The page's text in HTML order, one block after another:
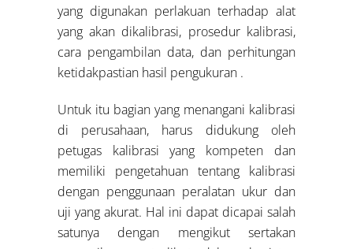
yang digunakan perlakuan terhadap alat
yang akan dikalibrasi, prosedur kalibrasi,
cara pengambilan data, dan perhitungan
ketidakpastian hasil pengukuran .
Untuk itu bagian yang menangani kalibrasi
di perusahaan, harus didukung oleh
petugas kalibrasi yang kompeten dan
memiliki pengetahuan tentang kalibrasi
dengan penggunaan peralatan ukur dan
uji yang akurat. Hal ini dapat dicapai salah
satunya dengan mengikut sertakan